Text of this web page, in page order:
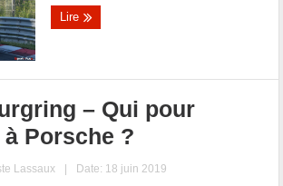
Lire
– Qui pour
Porsche ?
Lassaux | Date: 18 juin 2019